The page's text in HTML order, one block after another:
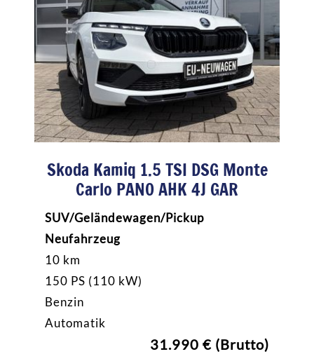
Skoda Kamiq 1.5 TSI DSG Monte
Carlo PANO AHK 4J GAR
SUV/Geländewagen/Pickup
Neufahrzeug
10 km
150 PS (110 kW)
Benzin
Automatik
31.990 € (Brutto)